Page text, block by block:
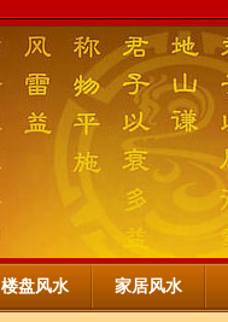
楼盘风水 家居风水